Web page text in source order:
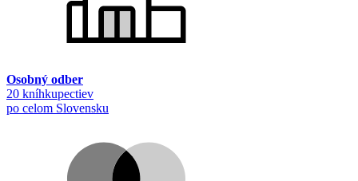
Osobný odber
20 kníhkupectiev
po celom Slovensku